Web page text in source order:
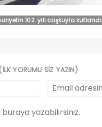
102. yılı coşkuyla kutlandı
(İLK YORUMU SİZ YAZIN)